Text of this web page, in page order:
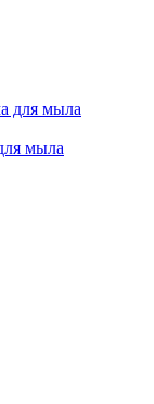
мыла